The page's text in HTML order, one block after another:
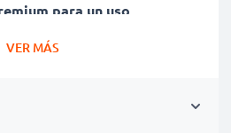
para un uso
iPod
de la batería incluso después
VER MÁS